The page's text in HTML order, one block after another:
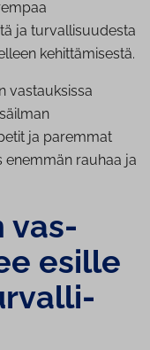
ja turvallisuudesta
kehittämisestä.
vastauksissa
ja paremmat
rauhaa ja
vas­
esille